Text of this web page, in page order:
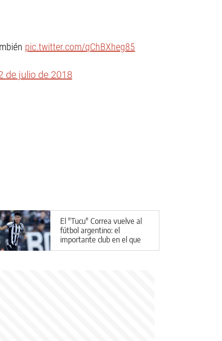
pic.twitter.com/qChBXheg85
de julio de 2018
El "Tucu" Correa vuelve al
fútbol argentino: el
importante club en el que
jugará